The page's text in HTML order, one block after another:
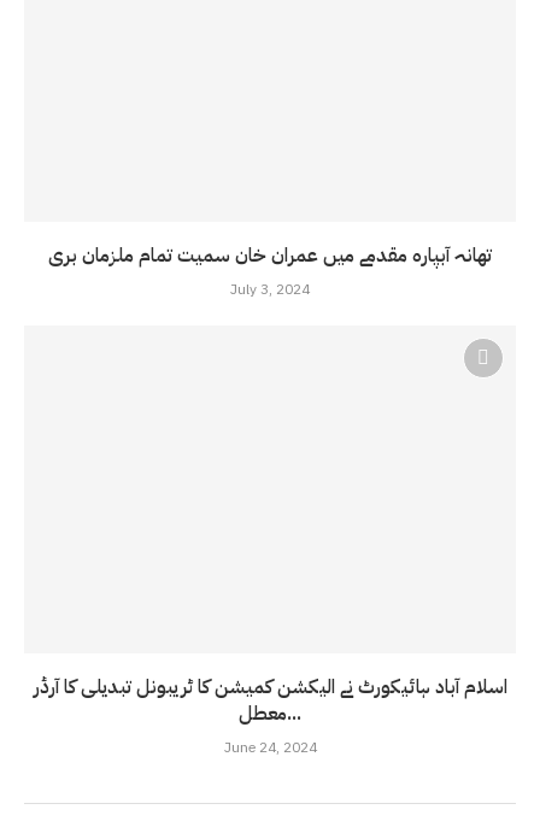
تھانہ آبپارہ مقدمے میں عمران خان سمیت تمام ملزمان بری
July 3, 2024
اسلام آباد ہائیکورٹ نے الیکشن کمیشن کا ٹریبونل تبدیلی کا آرڈر
معطل...
June 24, 2024